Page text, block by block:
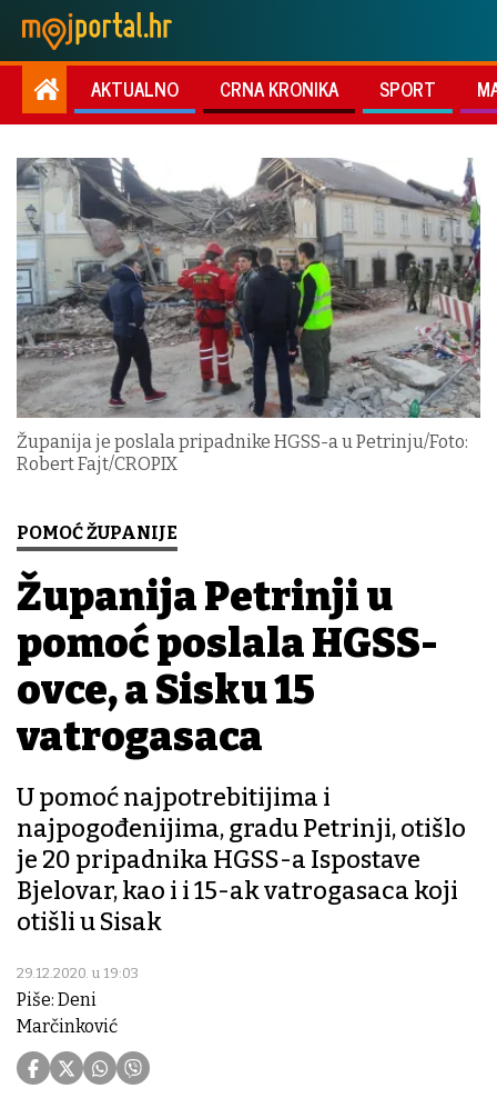
AKTUALNO CRNA KRONIKA SPORT
Županija je poslala pripadnike HGSS-a u Petrinju/Foto:
Robert Fajt/CROPIX
POMOĆ ŽUPANIJE
Županija Petrinji u
pomoć poslala HGSS-
ovce, a Sisku 15
vatrogasaca
U pomoć najpotrebitijima i
najpogođenijima, gradu Petrinji, otišlo
je 20 pripadnika HGSS-a Ispostave
Bjelovar, kao i i 15-ak vatrogasaca koji
otišli u Sisak
29.12.2020. u 19:03
Piše: Deni
Marčinković